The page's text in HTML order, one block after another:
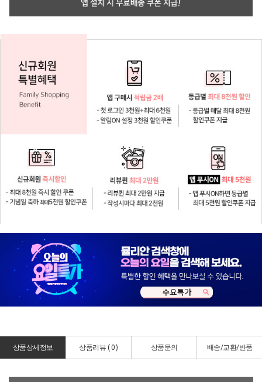
상품상세정보 상품리뷰 ( 0) 상품문의 배송/교환/반품